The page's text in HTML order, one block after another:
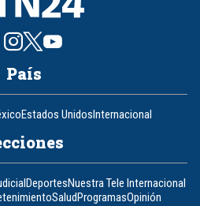
País
Estados UnidosInternacional
DeportesNuestra Tele Internacional
SaludProgramasOpinión